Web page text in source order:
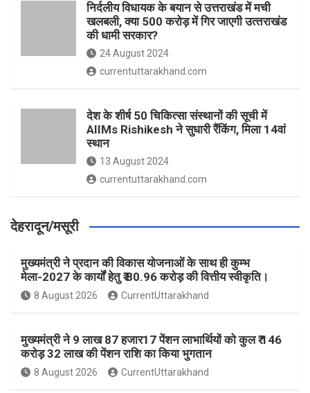
निर्दलीय विधायक के बयान से उत्तराखंड में मची
खलबली, क्‍या 500 करोड़ में गिर जाएगी उत्‍तराखंड
की धामी सरकार?
24 August 2024
currentuttarakhand.com
देश के शीर्ष 50 चिकित्सा संस्थानों की सूची में
AIIMs Rishikesh ने सुधारी रैंकिंग, मिला 14वां
स्थान
13 August 2024
currentuttarakhand.com
देहरादून/मसूरी
मुख्यमंत्री ने प्रदान की विकास योजनाओं के साथ ही कुम्भ
मेला-2027 के कार्यों हेतु ₹ 80.96 करोड़ की वित्तीय स्वीकृति।
8 August 2026 CurrentUttarakhand
मुख्यमंत्री ने 9 लाख 87 हजार17 पेंशन लाभार्थियों को कुल ₹ 146
करोड़ 32 लाख की पेंशन राशि का किया भुगतान
8 August 2026 CurrentUttarakhand